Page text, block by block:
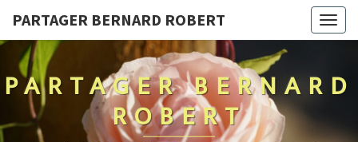
PARTAGER BERNARD ROBERT
PARTAGER BERNARD
ROBERT